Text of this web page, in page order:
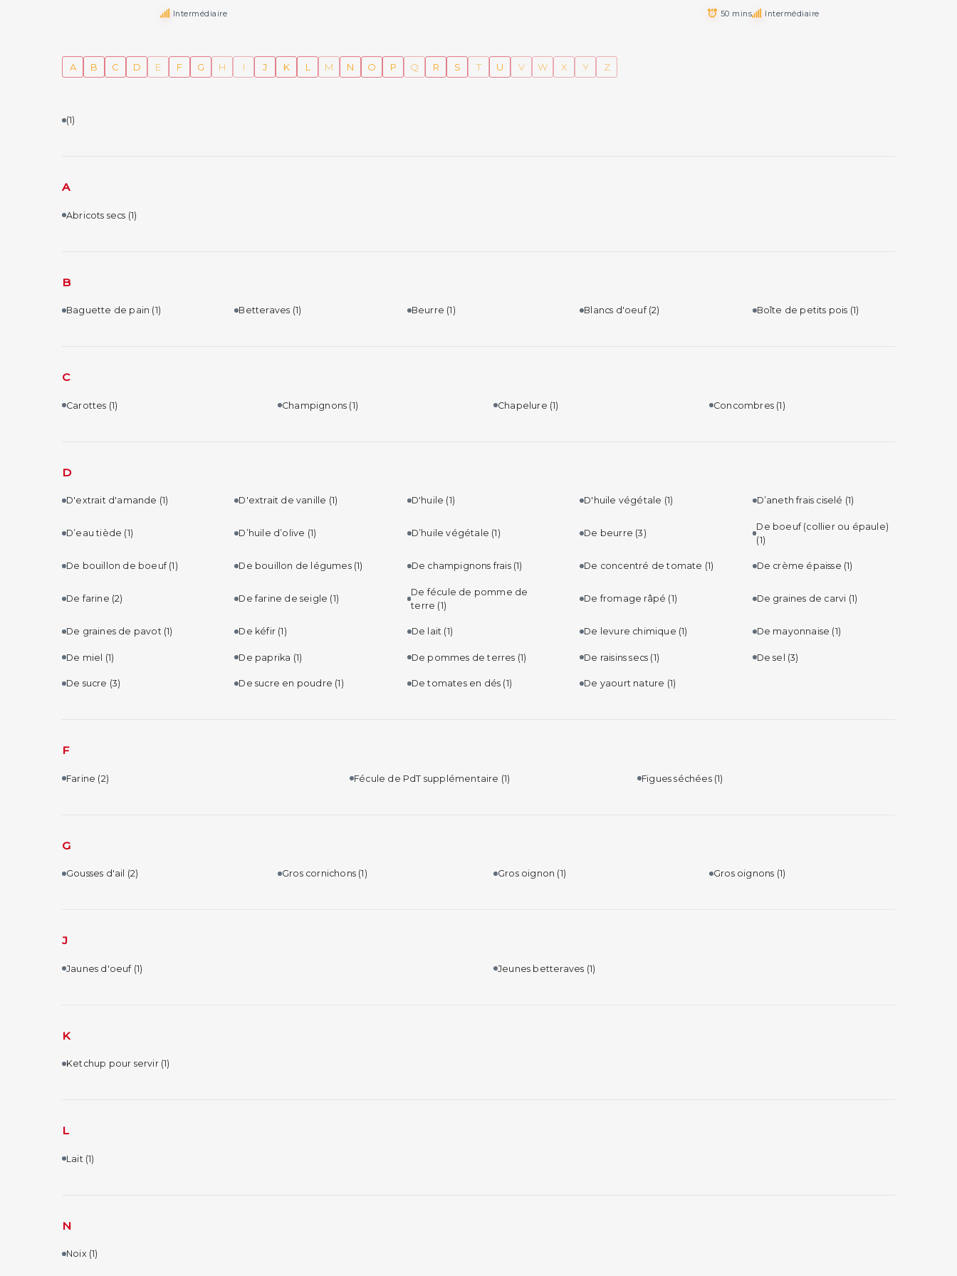
Intermédiaire 50 mins Intermédiaire
A B C D E F G H I J K L M N O P Q R S T U V W X Y Z
(1)
A
Abricots secs (1)
B
Baguette de pain (1) Betteraves (1) Beurre (1) Blancs d'oeuf (2) Boîte de petits pois (1)
C
Carottes (1) Champignons (1) Chapelure (1) Concombres (1)
D
D'extrait d'amande (1) D'extrait de vanille (1) D'huile (1) D'huile végétale (1) D’aneth frais ciselé (1)
D’eau tiède (1) D’huile d’olive (1) D’huile végétale (1) De beurre (3)
De boeuf (collier ou épaule)
(1)
De bouillon de boeuf (1) De bouillon de légumes (1) De champignons frais (1) De concentré de tomate (1) De crème épaisse (1)
De farine (2) De farine de seigle (1)
De fécule de pomme de
terre (1)
De fromage râpé (1) De graines de carvi (1)
De graines de pavot (1) De kéfir (1) De lait (1) De levure chimique (1) De mayonnaise (1)
De miel (1) De paprika (1) De pommes de terres (1) De raisins secs (1) De sel (3)
De sucre (3) De sucre en poudre (1) De tomates en dés (1) De yaourt nature (1)
F
Farine (2) Fécule de PdT supplémentaire (1) Figues séchées (1)
G
Gousses d'ail (2) Gros cornichons (1) Gros oignon (1) Gros oignons (1)
J
Jaunes d'oeuf (1) Jeunes betteraves (1)
K
Ketchup pour servir (1)
L
Lait (1)
N
Noix (1)